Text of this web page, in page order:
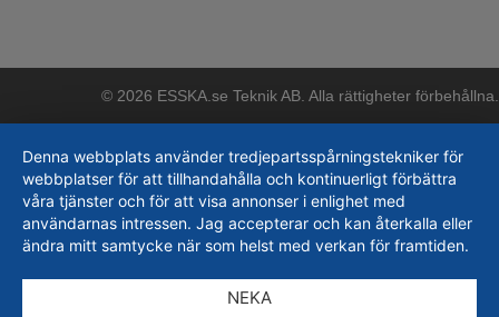
© 2026 ESSKA.se Teknik AB. Alla rättigheter förbehållna.
Denna webbplats använder tredjepartsspårningstekniker för
webbplatser för att tillhandahålla och kontinuerligt förbättra
våra tjänster och för att visa annonser i enlighet med
användarnas intressen. Jag accepterar och kan återkalla eller
ändra mitt samtycke när som helst med verkan för framtiden.
NEKA